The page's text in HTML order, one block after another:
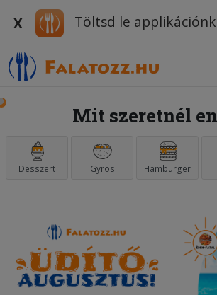
X Töltsd le
Mit szeretnél
Desszert Gyros Hamburger